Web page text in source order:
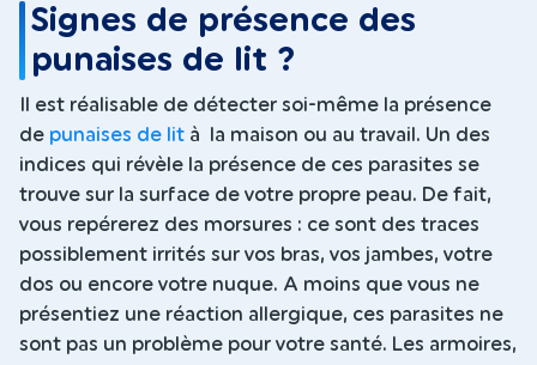
Signes de présence des
punaises de lit ?
Il est réalisable de détecter soi-même la présence
de punaises de lit à la maison ou au travail. Un des
indices qui révèle la présence de ces parasites se
trouve sur la surface de votre propre peau. De fait,
vous repérerez des morsures : ce sont des traces
possiblement irrités sur vos bras, vos jambes, votre
dos ou encore votre nuque. A moins que vous ne
présentiez une réaction allergique, ces parasites ne
sont pas un problème pour votre santé. Les armoires,